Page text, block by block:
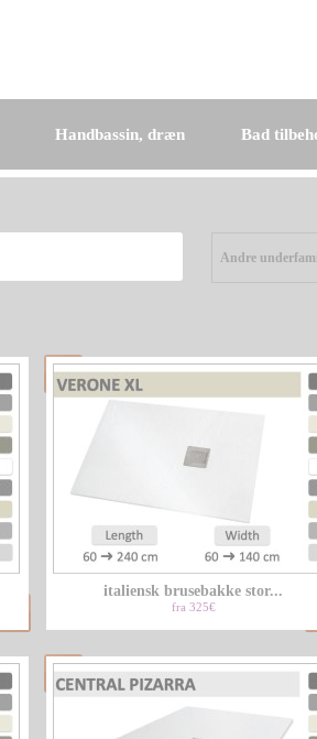
Handbassin, dræn Bad
Andre
italiensk brusebakke stor...
fra 325€